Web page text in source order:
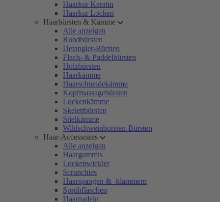
Haarkur Keratin
Haarkur Locken
Haarbürsten & Kämme
Alle anzeigen
Rundbürsten
Detangler-Bürsten
Flach- & Paddelbürsten
Holzbürsten
Haarkämme
Haarschneidekämme
Kopfmassagebürsten
Lockenkämme
Skelettbürsten
Stielkämme
Wildschweinborsten-Bürsten
Haar-Accessoires
Alle anzeigen
Haargummis
Lockenwickler
Scrunchies
Haarspangen & -klammern
Sprühflaschen
Haarnadeln